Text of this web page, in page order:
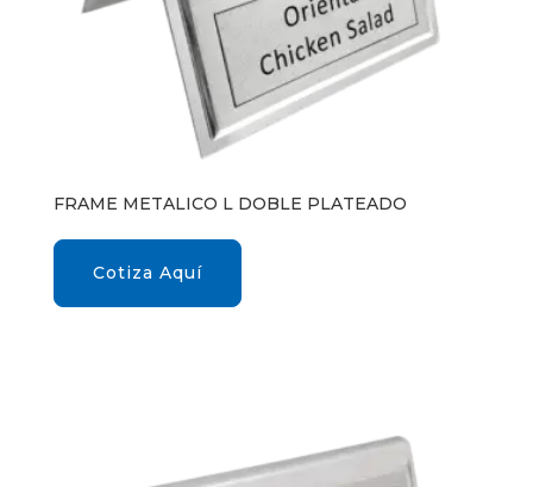
FRAME METALICO L DOBLE PLATEADO
Cotiza Aquí